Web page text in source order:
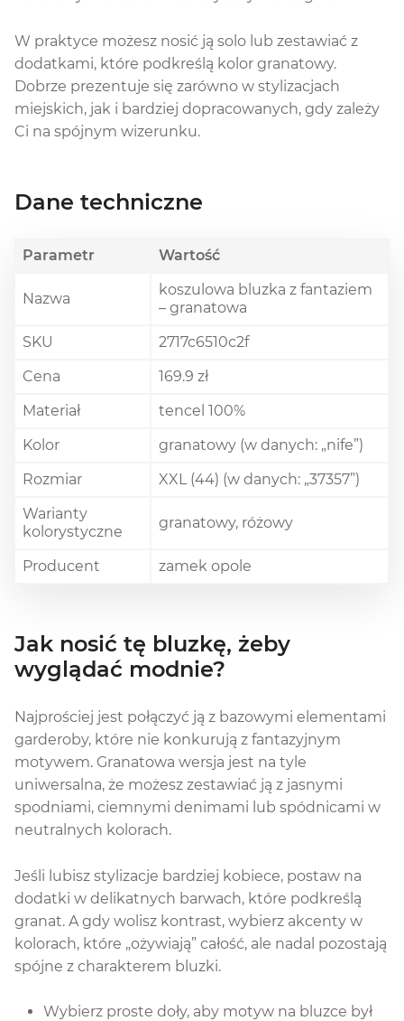
W praktyce możesz nosić ją solo lub zestawiać z
dodatkami, które podkreślą kolor granatowy.
Dobrze prezentuje się zarówno w stylizacjach
miejskich, jak i bardziej dopracowanych, gdy zależy
Ci na spójnym wizerunku.
Dane techniczne
Parametr Wartość
Nazwa
koszulowa bluzka z fantaziem
– granatowa
SKU
2717c6510c2f
Cena
169.9 zł
Materiał
tencel 100%
Kolor
granatowy (w danych: „nife”)
Rozmiar
XXL (44) (w danych: „37357”)
Warianty
kolorystyczne
granatowy, różowy
Producent zamek opole
Jak nosić tę bluzkę, żeby
wyglądać modnie?
Najprościej jest połączyć ją z bazowymi elementami
garderoby, które nie konkurują z fantazyjnym
motywem. Granatowa wersja jest na tyle
uniwersalna, że możesz zestawiać ją z jasnymi
spodniami, ciemnymi denimami lub spódnicami w
neutralnych kolorach.
Jeśli lubisz stylizacje bardziej kobiece, postaw na
dodatki w delikatnych barwach, które podkreślą
granat. A gdy wolisz kontrast, wybierz akcenty w
kolorach, które „ożywiają” całość, ale nadal pozostają
spójne z charakterem bluzki.
Wybierz proste doły, aby motyw na bluzce był